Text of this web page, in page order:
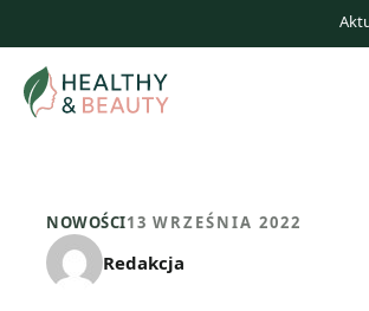
treści
NOWOŚCI13 WRZEŚNIA 2022
Redakcja